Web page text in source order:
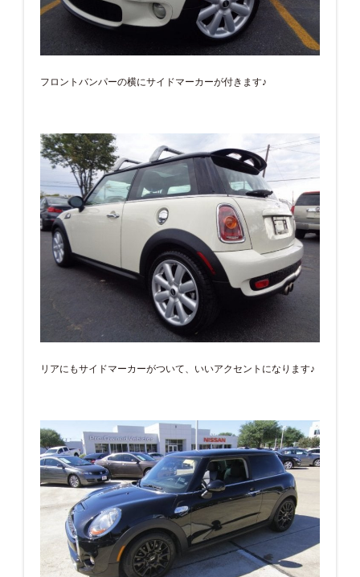
フロントバンパーの横にサイドマーカーが付きます♪
リアにもサイドマーカーがついて、いいアクセントになります♪